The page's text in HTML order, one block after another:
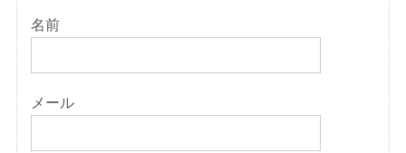
名前
メール